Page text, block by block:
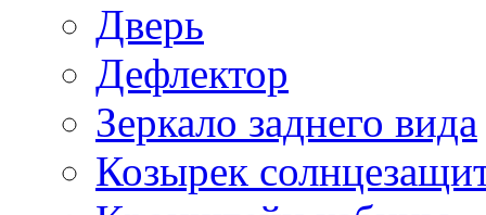
Дверь
Дефлектор
Зеркало заднего вида
Козырек